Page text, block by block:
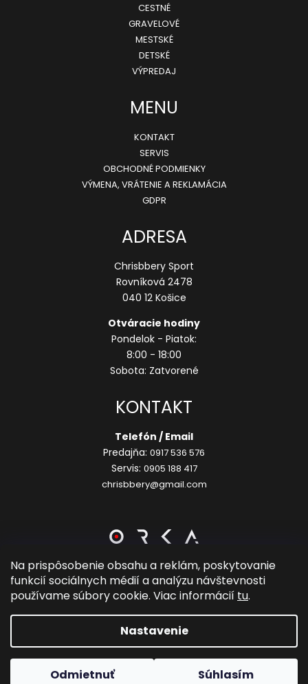
Na prispôsobenie obsahu a reklám, poskytovanie
funkcií sociálnych médií a analýzu návštevnosti
používame súbory cookie. Viac informácií tu.
Nastavenie
Odmietnuť Súhlasím
CESTNÉ
GRAVELOVÉ
MESTSKÉ
DETSKÉ
VÝPREDAJ
MENU
KONTAKT
SERVIS
OBCHODNÉ PODMIENKY
VÝMENA, VRÁTENIE A REKLAMÁCIA
GDPR
ADRESA
Chrisbbery Sport
Rovníková 2478
040 12 Košice
Otváracie hodiny
Pondelok - Piatok:
8:00 - 18:00
Sobota: Zatvorené
KONTAKT
Telefón / Email
Predajňa: 0917 536 576
Servis: 0905 188 417
chrisbbery@gmail.com
Vytvoril Shoptet
Chrisbbery Sport
Upraviť nastavenie cookies